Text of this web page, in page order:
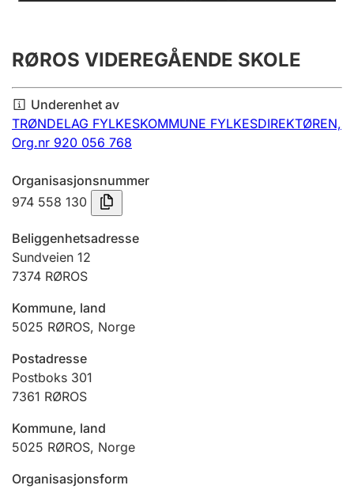
Årsregnskap
Innsending og forsinkelsesgebyr
Tinglysing
Jeger
Betaling og jegeravgiftskort
Ektepaktveileder
Offentlig sektor
Andre tema
RØROS VIDEREGÅENDE SKOLE
Underenhet av
TRØNDELAG FYLKESKOMMUNE FYLKESDIREKTØREN,
Org.nr 920 056 768
Organisasjonsnummer
974 558 130
Beliggenhetsadresse
Sundveien 12
7374 RØROS
Kommune, land
5025 RØROS, Norge
Postadresse
Postboks 301
7361 RØROS
Kommune, land
5025 RØROS, Norge
Organisasjonsform